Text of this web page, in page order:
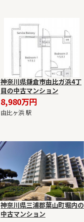
神奈川県鎌倉市由比ガ浜4丁
目の中古マンション
8,980万円
由比ヶ浜 駅
神奈川県三浦郡葉山町堀内の
中古マンション